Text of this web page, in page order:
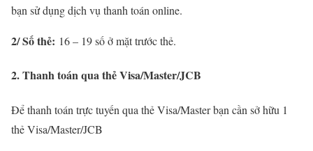
bạn sử dụng dịch vụ thanh toán online.
2/ Số thẻ: 16 – 19 số ở mặt trước thẻ.
2. Thanh toán qua thẻ Visa/Master/JCB
Để thanh toán trực tuyến qua thẻ Visa/Master bạn cần sở hữu 1
thẻ Visa/Master/JCB